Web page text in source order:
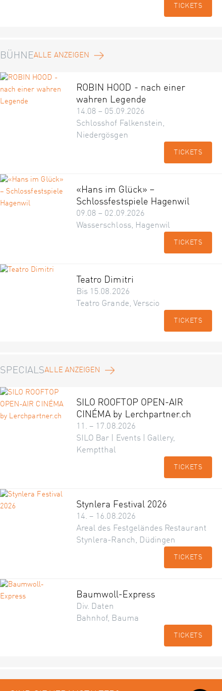
TICKETS
BÜHNEALLE ANZEIGEN
ROBIN HOOD - nach einer
wahren Legende
14.08 – 05.09.2026
Schlosshof Falkenstein,
Niedergösgen
TICKETS
«Hans im Glück» –
Schlossfestspiele Hagenwil
09.08 – 02.09.2026
Wasserschloss, Hagenwil
TICKETS
Teatro Dimitri
Bis 15.08.2026
Teatro Grande, Verscio
TICKETS
SPECIALSALLE ANZEIGEN
SILO ROOFTOP OPEN-AIR
CINÉMA by Lerchpartner.ch
11. – 17.08.2026
SILO Bar | Events | Gallery,
Kemptthal
TICKETS
Stynlera Festival 2026
14. – 16.08.2026
Areal des Festgeländes Restaurant
Stynlera-Ranch, Düdingen
TICKETS
Baumwoll-Express
Div. Daten
Bahnhof, Bauma
TICKETS